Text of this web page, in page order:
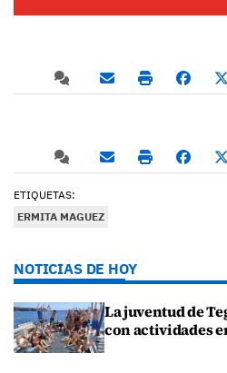
ETIQUETAS:
ERMITA MAGUEZ
NOTICIAS DE HOY
La juventud de
con actividades